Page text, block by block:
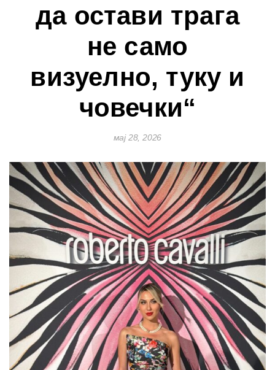
да остави трага
не само
визуелно, туку и
човечки“
мај 28, 2026